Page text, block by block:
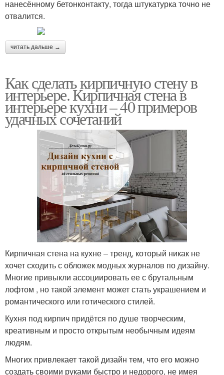
нанесённому бетонконтакту, тогда штукатурка точно не
отвалится.
читать дальше →
Как сделать кирпичную стену в
интерьере. Кирпичная стена в
интерьере кухни – 40 примеров
удачных сочетаний
Кирпичная стена на кухне – тренд, который никак не
хочет сходить с обложек модных журналов по дизайну.
Многие привыкли ассоциировать ее с брутальным
лофтом , но такой элемент может стать украшением и
романтического или готического стилей.
Кухня под кирпич придётся по душе творческим,
креативным и просто открытым необычным идеям
людям.
Многих привлекает такой дизайн тем, что его можно
создать своими руками быстро и недорого, не имея